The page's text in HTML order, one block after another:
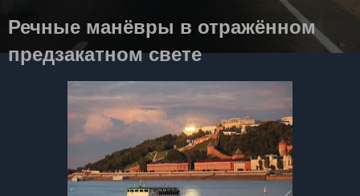
Речные манёвры в отражённом
предзакатном свете